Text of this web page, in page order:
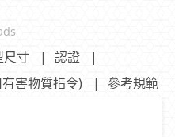
尺寸
認證
害物質指令) 參考規範